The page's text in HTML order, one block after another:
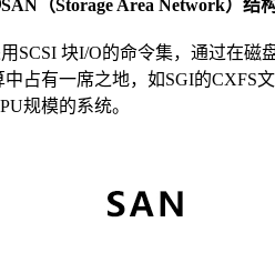
SAN （Storage Area Network）结
SCSI 块I/O的命令集，通过在磁
中占有一席之地，如SGI的CXFS
规模的系统。